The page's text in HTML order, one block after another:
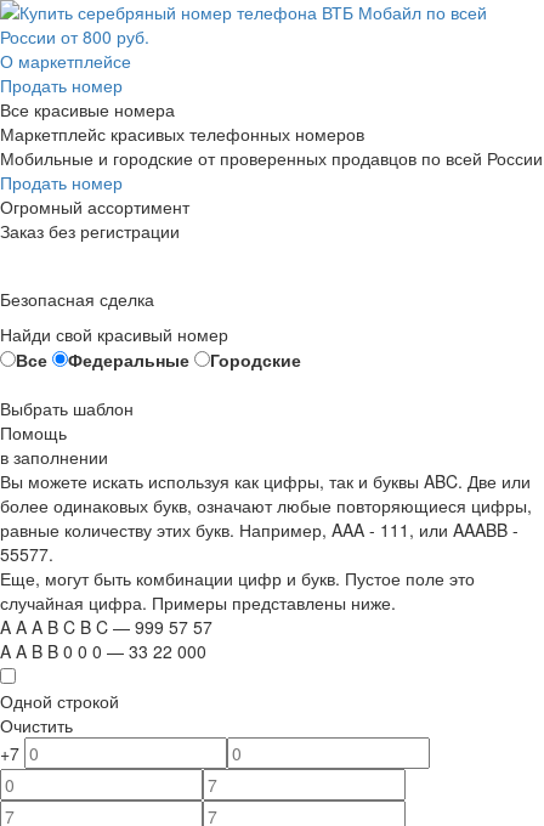
О маркетплейсе
Продать номер
Все красивые номера
Маркетплейс красивых телефонных номеров
Мобильные и городские от проверенных продавцов по всей России
Продать номер
Огромный ассортимент
Заказ без регистрации
Безопасная сделка
Найди свой красивый номер
Все
Федеральные
Городские
Выбрать шаблон
Помощь
в заполнении
Вы можете искать используя как цифры, так и буквы ABC. Две или
более одинаковых букв, означают любые повторяющиеся цифры,
равные количеству этих букв. Например, AAA - 111 , или AAABB -
55577.
Еще, могут быть комбинации цифр и букв. Пустое поле это
случайная цифра. Примеры представлены ниже.
A A A B C B C — 999 57 57
A A B B 0 0 0 — 33 22 000
Одной строкой
Очистить
+7